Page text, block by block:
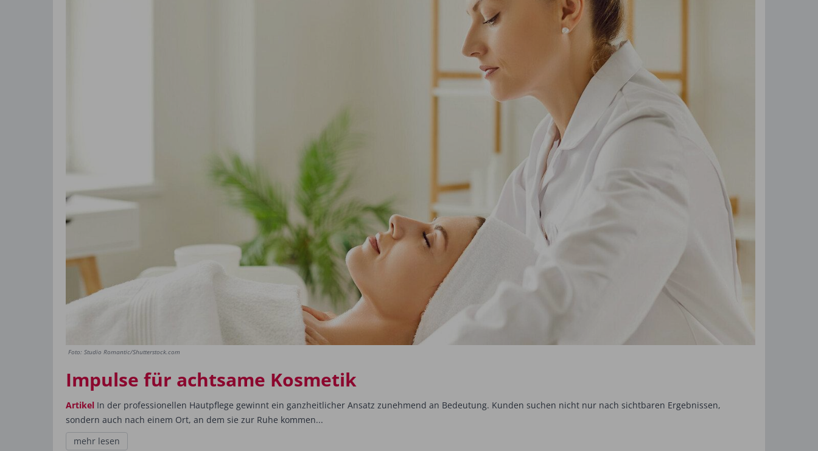
Foto: Studio Romantic/Shutterstock.com
Impulse für achtsame Kosmetik
Artikel In der professionellen Hautpflege gewinnt ein ganzheitlicher Ansatz zunehmend an Bedeutung. Kunden suchen nicht nur nach sichtbaren Ergebnissen,
sondern auch nach einem Ort, an dem sie zur Ruhe kommen...
mehr lesen